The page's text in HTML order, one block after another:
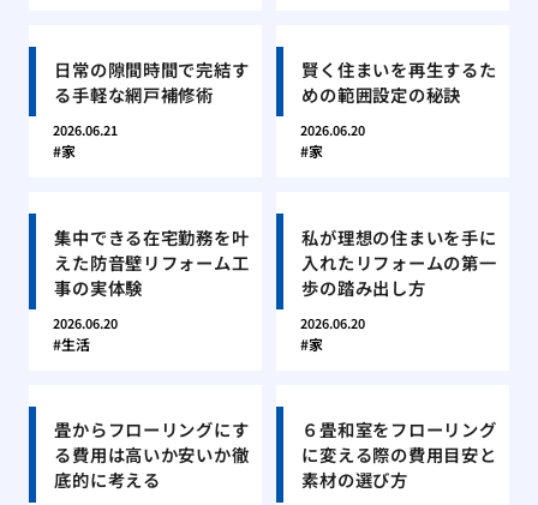
日常の隙間時間で完結す
る手軽な網戸補修術
2026.06.21
家
賢く住まいを再生するた
めの範囲設定の秘訣
2026.06.20
家
集中できる在宅勤務を叶
えた防音壁リフォーム工
事の実体験
2026.06.20
生活
私が理想の住まいを手に
入れたリフォームの第一
歩の踏み出し方
2026.06.20
家
畳からフローリングにす
る費用は高いか安いか徹
底的に考える
６畳和室をフローリング
に変える際の費用目安と
素材の選び方